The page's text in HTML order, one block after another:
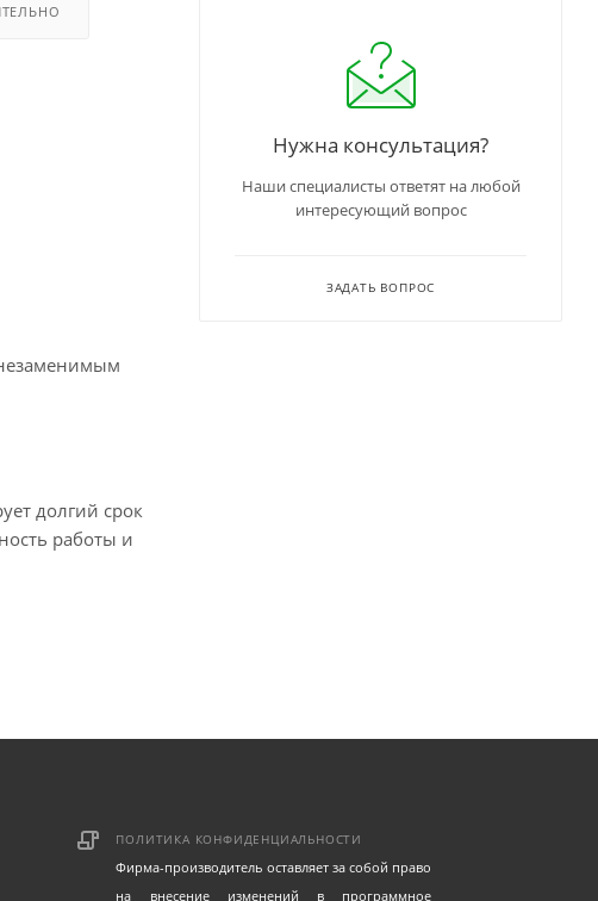
долгий срок
работы и
Нужна консультация?
Наши специалисты ответят на любой
интересующий вопрос
ЗАДАТЬ ВОПРОС
ПОЛИТИКА КОНФИДЕНЦИАЛЬНОСТИ
Фирма-производитель оставляет за собой право
на внесение изменений в программное